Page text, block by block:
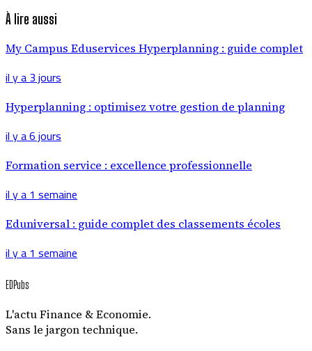
À lire aussi
My Campus Eduservices Hyperplanning : guide complet
il y a 3 jours
Hyperplanning : optimisez votre gestion de planning
il y a 6 jours
Formation service : excellence professionnelle
il y a 1 semaine
Eduniversal : guide complet des classements écoles
il y a 1 semaine
EDPubs
L'actu Finance & Economie.
Sans le jargon technique.